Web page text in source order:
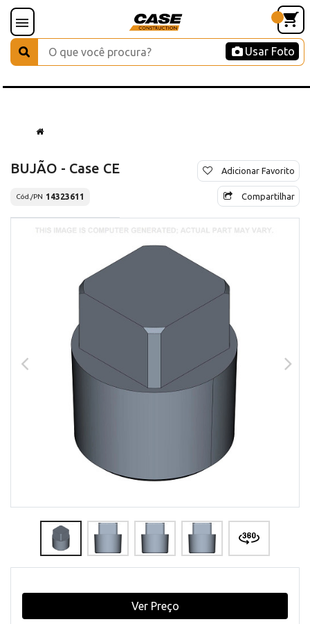
Usar Foto
BUJÃO - Case CE
Cód./PN 14323611
Adicionar Favorito
Compartilhar
Ver Preço